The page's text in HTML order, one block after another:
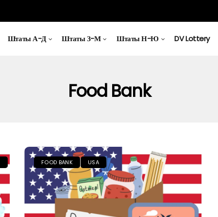
Штаты А-Д Штаты З-М Штаты Н-Ю DV Lottery
Food Bank
FOOD BANK USA